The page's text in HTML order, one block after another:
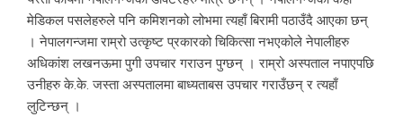
मेडिकल पसलेहरुले पनि कमिशनको लोभमा त्यहाँ बिरामी पठाउँदै आएका छन्
। नेपालगन्जमा राम्रो उत्कृष्ट प्रकारको चिकित्सा नभएकोले नेपालीहरु
अधिकांश लखनऊमा पुगी उपचार गराउन पुग्छन् । राम्रो अस्पताल नपाएपछि
उनीहरु के.के. जस्ता अस्पतालमा बाध्यताबस उपचार गराउँछन् र त्यहाँ
लुटिन्छन् ।